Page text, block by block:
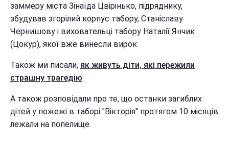
заммеру міста Зінаїда Цвірінько, підряднику,
збудував згорілий корпус табору, Станіславу
Чернишову і виховательці табору Наталії Янчик
(Цокур), якої вже винесли вирок
Також ми писали, як живуть діти, які пережили
страшну трагедію.
А також розповідали про те, що останки загиблих
дітей у пожежі в таборі "Вікторія" протягом 10 місяців
лежали на попелище.